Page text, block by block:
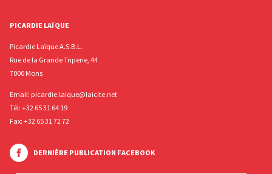
PICARDIE LAÏQUE
Picardie Laïque A.S.B.L.
Rue de la Grande Triperie, 44
7000 Mons
Email: picardie.laique@laicite.net
Tél: +32 65 31 64 19
Fax: +32 65 31 72 72
DERNIÈRE PUBLICATION FACEBOOK